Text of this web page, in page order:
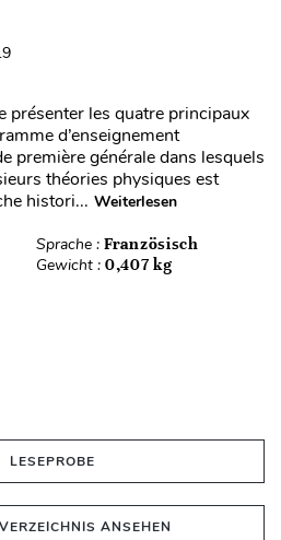
présenter les quatre principaux
d’enseignement
première générale dans lesquels
théories physiques est
histori... Weiterlesen
Sprache : Französisch
Gewicht : 0,407 kg
LESEPROBE
ANSEHEN